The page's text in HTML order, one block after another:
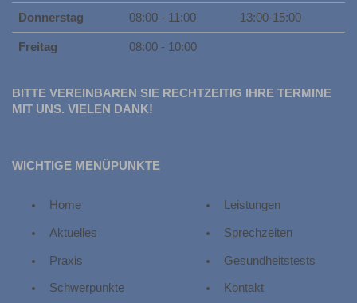
Donnerstag 08:00 - 11:00 13:00-15:00
Freitag 08:00 - 10:00
BITTE VEREINBAREN SIE RECHTZEITIG IHRE TERMINE
MIT UNS. VIELEN DANK!
WICHTIGE MENÜPUNKTE
Home
Aktuelles
Praxis
Schwerpunkte
Leistungen
Sprechzeiten
Gesundheitstests
Kontakt